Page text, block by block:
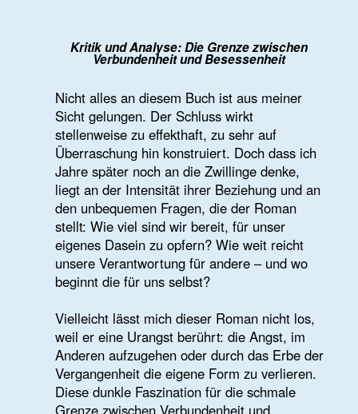
Blog Index
„Der Hunger ist ein Raum, aus dem es
kein Entweichen gibt.“
(erschienen bei kul—ja! publishing, Erfurt). Ein
atmosphärisches Kammerspiel über die Drillinge
Mara, Lara und Sara und ihr Ringen um Identität
und Selbstbehauptung. Ein Roman über den
Hunger nach Leben, nach Anerkennung und
dem tiefen Bedürfnis, gesehen zu werden.
📖Leseprobe
🛒Jetzt bestellen
© 2024 - 2026 Nicola Quaß |Kontakt|Impressum |Datenschutz